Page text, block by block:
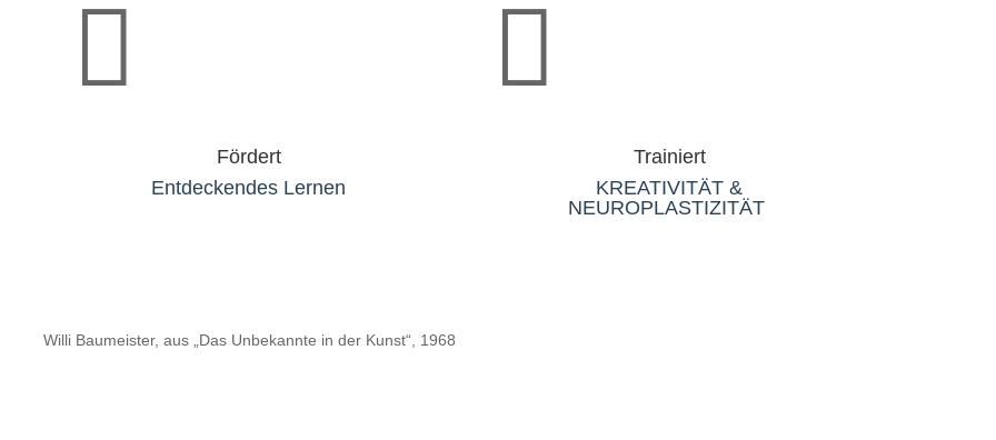

Fördert
Entdeckendes Lernen

Trainiert
KREATIVITÄT &
NEUROPLASTIZITÄT
Willi Baumeister, aus „Das Unbekannte in der Kunst“, 1968